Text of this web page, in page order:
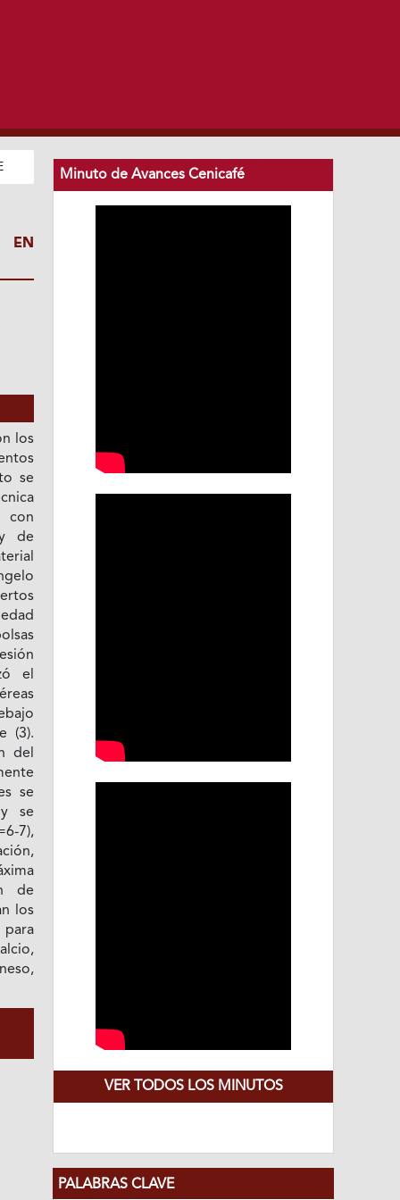
EN
los
se
con
de
el
(3).
del
se
se
7),
de
los
Minuto de Avances Cenicafé
VER TODOS LOS MINUTOS
PALABRAS CLAVE